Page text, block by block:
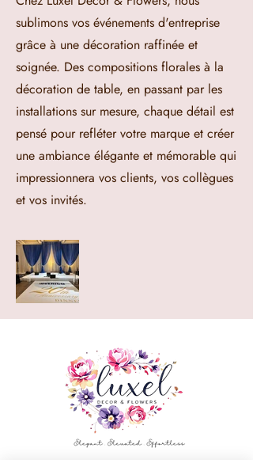
sublimons vos événements d'entreprise
grâce à une décoration raffinée et
soignée. Des compositions florales à la
décoration de table, en passant par les
installations sur mesure, chaque détail est
pensé pour refléter votre marque et créer
une ambiance élégante et mémorable qui
impressionnera vos clients, vos collègues
et vos invités.